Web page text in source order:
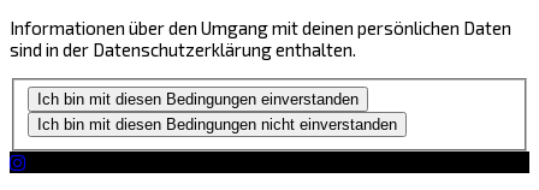
Informationen über den Umgang mit deinen persönlichen Daten
sind in der Datenschutzerklärung enthalten.